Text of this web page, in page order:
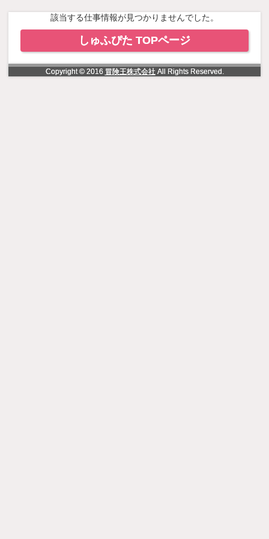
該当する仕事情報が見つかりませんでした。
しゅふぴた TOPページ
Copyright © 2016 冒険王株式会社All Rights Reserved.